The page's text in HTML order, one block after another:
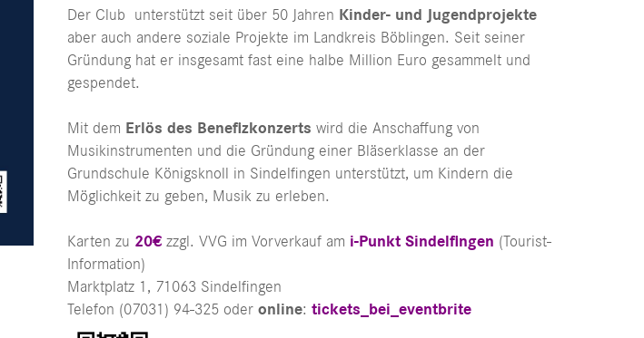
Der Club unterstützt seit über 50 Jahren Kinder- und Jugendprojekte
aber auch andere soziale Projekte im Landkreis Böblingen. Seit seiner
Gründung hat er insgesamt fast eine halbe Million Euro gesammelt und
gespendet.
Mit dem Erlös des Benefizkonzerts wird die Anschaffung von
Musikinstrumenten und die Gründung einer Bläserklasse an der
Grundschule Königsknoll in Sindelfingen unterstützt, um Kindern die
Möglichkeit zu geben, Musik zu erleben.
Karten zu 20€zzgl. VVG im Vorverkauf am i-Punkt Sindelfingen (Tourist-
Information)
Marktplatz 1, 71063 Sindelfingen
Telefon (07031) 94-325 oder online: tickets_bei_eventbrite